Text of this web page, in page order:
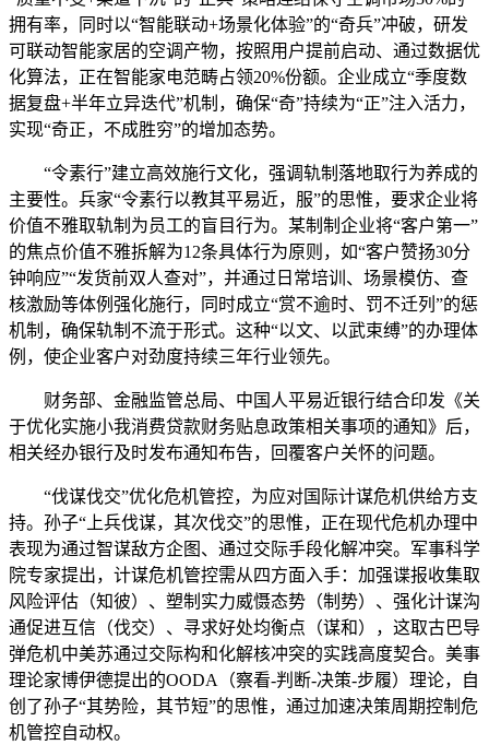
拥有率，同时以“智能联动+场景化体验”的“奇兵”冲破，研发
可联动智能家居的空调产物，按照用户提前启动、通过数据优
化算法，正在智能家电范畴占领20%份额。企业成立“季度数
据复盘+半年立异迭代”机制，确保“奇”持续为“正”注入活力，
实现“奇正，不成胜穷”的增加态势。
“令素行”建立高效施行文化，强调轨制落地取行为养成的
主要性。兵家“令素行以教其平易近，服”的思惟，要求企业将
价值不雅取轨制为员工的盲目行为。某制制企业将“客户第一”
的焦点价值不雅拆解为12条具体行为原则，如“客户赞扬30分
钟响应”“发货前双人查对”，并通过日常培训、场景模仿、查
核激励等体例强化施行，同时成立“赏不逾时、罚不迁列”的惩
机制，确保轨制不流于形式。这种“以文、以武束缚”的办理体
例，使企业客户对劲度持续三年行业领先。
财务部、金融监管总局、中国人平易近银行结合印发《关
于优化实施小我消费贷款财务贴息政策相关事项的通知》后，
相关经办银行及时发布通知布告，回覆客户关怀的问题。
“伐谋伐交”优化危机管控，为应对国际计谋危机供给方支
持。孙子“上兵伐谋，其次伐交”的思惟，正在现代危机办理中
表现为通过智谋敌方企图、通过交际手段化解冲突。军事科学
院专家提出，计谋危机管控需从四方面入手：加强谍报收集取
风险评估（知彼）、塑制实力威慑态势（制势）、强化计谋沟
通促进互信（伐交）、寻求好处均衡点（谋和），这取古巴导
弹危机中美苏通过交际构和化解核冲突的实践高度契合。美事
理论家博伊德提出的OODA（察看-判断-决策-步履）理论，自
创了孙子“其势险，其节短”的思惟，通过加速决策周期控制危
机管控自动权。